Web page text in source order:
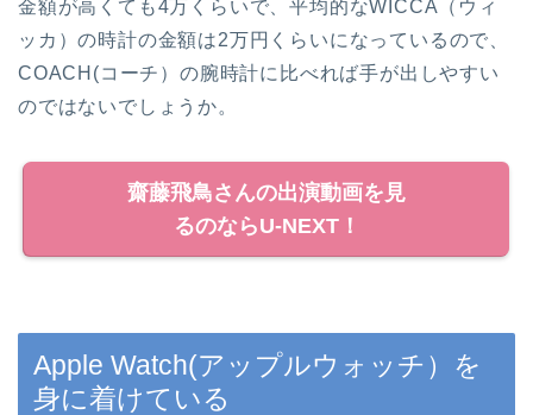
金額が高くても4万くらいで、平均的なWICCA（ウィ
ッカ）の時計の金額は2万円くらいになっているので、
COACH(コーチ）の腕時計に比べれば手が出しやすい
のではないでしょうか。
齋藤飛鳥さんの出演動画を見
るのならU-NEXT！
Apple Watch(アップルウォッチ）を
身に着けている